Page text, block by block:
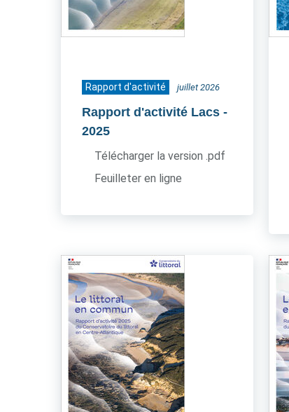
Rapport d'activité juillet 2026
Rapport d'activité Lacs -
2025
Télécharger la version .pdf
Feuilleter en ligne